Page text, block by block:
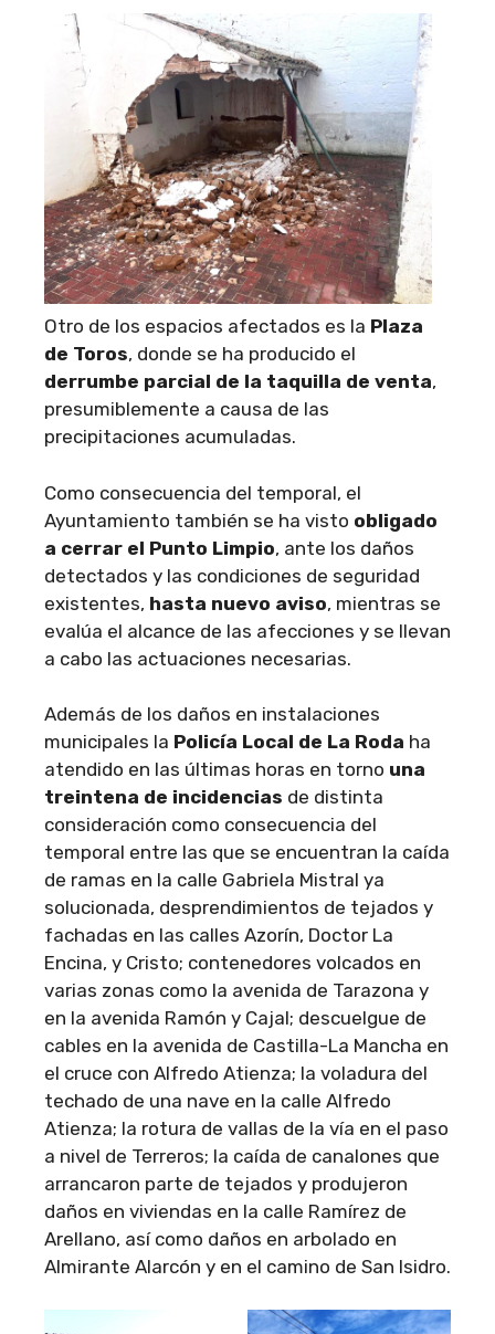
Otro de los espacios afectados es la Plaza
de Toros, donde se ha producido el
derrumbe parcial de la taquilla de venta,
presumiblemente a causa de las
precipitaciones acumuladas.
Como consecuencia del temporal, el
Ayuntamiento también se ha visto obligado
a cerrar el Punto Limpio, ante los daños
detectados y las condiciones de seguridad
existentes, hasta nuevo aviso, mientras se
evalúa el alcance de las afecciones y se llevan
a cabo las actuaciones necesarias.
Además de los daños en instalaciones
municipales la Policía Local de La Roda ha
atendido en las últimas horas en torno una
treintena de incidencias de distinta
consideración como consecuencia del
temporal entre las que se encuentran la caída
de ramas en la calle Gabriela Mistral ya
solucionada, desprendimientos de tejados y
fachadas en las calles Azorín, Doctor La
Encina, y Cristo; contenedores volcados en
varias zonas como la avenida de Tarazona y
en la avenida Ramón y Cajal; descuelgue de
cables en la avenida de Castilla-La Mancha en
el cruce con Alfredo Atienza; la voladura del
techado de una nave en la calle Alfredo
Atienza; la rotura de vallas de la vía en el paso
a nivel de Terreros; la caída de canalones que
arrancaron parte de tejados y produjeron
daños en viviendas en la calle Ramírez de
Arellano, así como daños en arbolado en
Almirante Alarcón y en el camino de San Isidro.